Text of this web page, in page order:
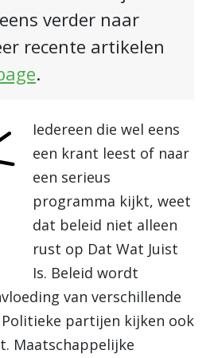
verder naar
recente artikelen
.
Iedereen die wel eens
een krant leest of naar
een serieus
programma kijkt, weet
dat beleid niet alleen
rust op Dat Wat Juist
Is. Beleid wordt
van verschillende
partijen kijken ook
Maatschappelijke